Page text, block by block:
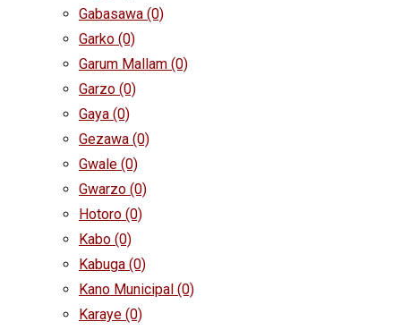
Gabasawa (0)
Garko (0)
Garum Mallam (0)
Garzo (0)
Gaya (0)
Gezawa (0)
Gwale (0)
Gwarzo (0)
Hotoro (0)
Kabo (0)
Kabuga (0)
Kano Municipal (0)
Karaye (0)